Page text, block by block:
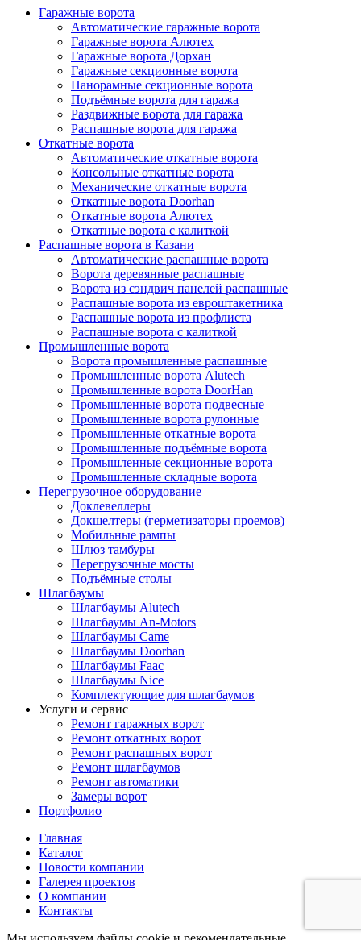
Гаражные ворота
Автоматические гаражные ворота
Гаражные ворота Алютех
Гаражные ворота Дорхан
Гаражные секционные ворота
Панорамные секционные ворота
Подъёмные ворота для гаража
Раздвижные ворота для гаража
Распашные ворота для гаража
Откатные ворота
Автоматические откатные ворота
Консольные откатные ворота
Механические откатные ворота
Откатные ворота Doorhan
Откатные ворота Алютех
Откатные ворота с калиткой
Распашные ворота в Казани
Автоматические распашные ворота
Ворота деревянные распашные
Ворота из сэндвич панелей распашные
Распашные ворота из евроштакетника
Распашные ворота из профлиста
Распашные ворота с калиткой
Промышленные ворота
Ворота промышленные распашные
Промышленные ворота Alutech
Промышленные ворота DoorHan
Промышленные ворота подвесные
Промышленные ворота рулонные
Промышленные откатные ворота
Промышленные подъёмные ворота
Промышленные секционные ворота
Промышленные складные ворота
Перегрузочное оборудование
Доклевеллеры
Докшелтеры (герметизаторы проемов)
Мобильные рампы
Шлюз тамбуры
Перегрузочные мосты
Подъёмные столы
Шлагбаумы
Шлагбаумы Alutech
Шлагбаумы An-Motors
Шлагбаумы Came
Шлагбаумы Doorhan
Шлагбаумы Faac
Шлагбаумы Nice
Комплектующие для шлагбаумов
Услуги и сервис
Ремонт гаражных ворот
Ремонт откатных ворот
Ремонт распашных ворот
Ремонт шлагбаумов
Ремонт автоматики
Замеры ворот
Портфолио
Главная
Каталог
Новости компании
Галерея проектов
О компании
Контакты